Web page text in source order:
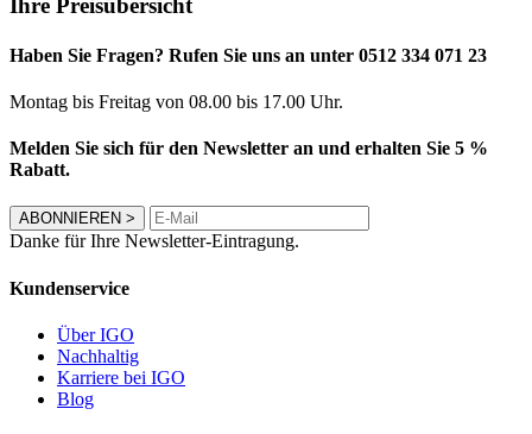
Ihre Preisübersicht
Haben Sie Fragen? Rufen Sie uns an unter 0512 334 071 23
Montag bis Freitag von 08.00 bis 17.00 Uhr.
Melden Sie sich für den Newsletter an und erhalten Sie 5 %
Rabatt.
ABONNIEREN >
Danke für Ihre Newsletter-Eintragung.
Kundenservice
Über IGO
Nachhaltig
Karriere bei IGO
Blog